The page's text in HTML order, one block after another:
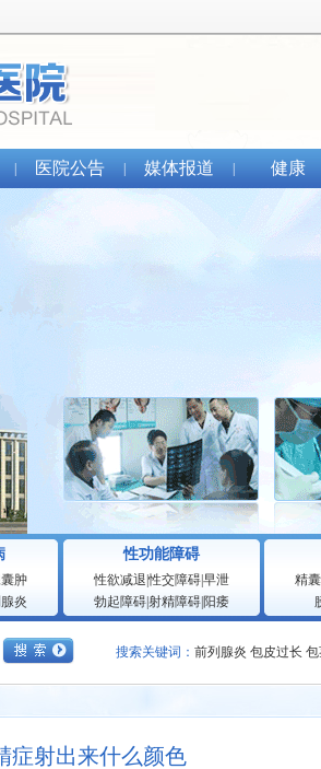
医院公告 媒体报道 健康
肿
炎
性功能障碍
性欲减退 性交障碍|早泄
勃起障碍|射精障碍| 阳痿
精
搜索关键词： 前列腺炎 包皮过长
症射出来什么颜色